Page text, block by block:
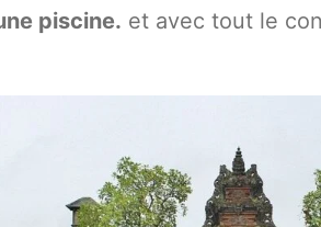
piscine. et avec tout le